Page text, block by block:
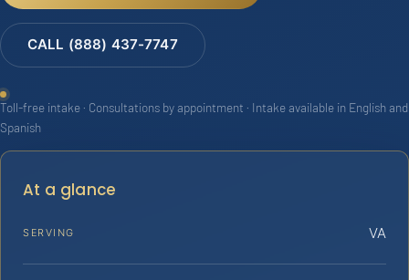
CALL (888) 437-7747
Toll-free intake · Consultations by appointment · Intake available in English and
Spanish
At a glance
SERVING VA